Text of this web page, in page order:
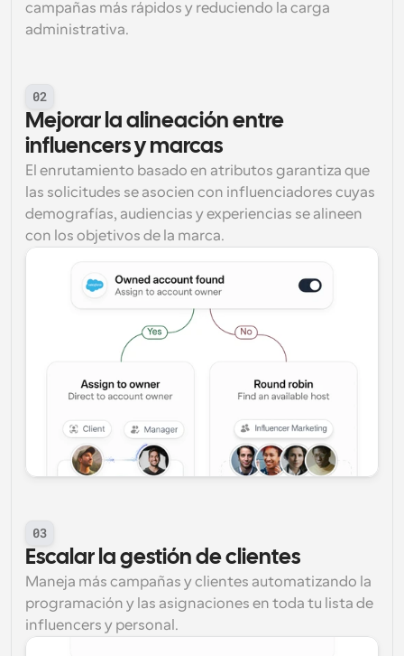
campañas más rápidos y reduciendo la carga
administrativa.
02
Mejorar la alineación entre
influencers y marcas
El enrutamiento basado en atributos garantiza que
las solicitudes se asocien con influenciadores cuyas
demografías, audiencias y experiencias se alineen
con los objetivos de la marca.
03
Escalar la gestión de clientes
Maneja más campañas y clientes automatizando la
programación y las asignaciones en toda tu lista de
influencers y personal.